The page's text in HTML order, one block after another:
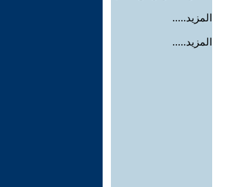
المزيد.....
المزيد.....